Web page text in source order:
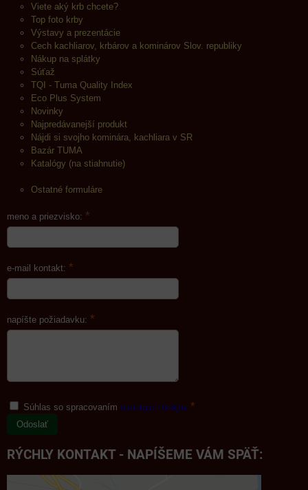
Viete aký krb chcete?
Top foto krby
Výstavy a prezentácie
Cech kachliarov, krbárov a kominárov Slov. republiky
Nákup na splátky
Súťaž
TQI - Tuma Quality Index
Eco Plus System
Novinky
Najpredávanejší produkt
Nájdi si svojho kominára, kachliara v SR
Bazár TUMA
Katalógy (na stiahnutie)
Ostatné formuláre
meno a priezvisko: *
e-mail kontakt: *
napíšte požiadavku: *
Súhlas so spracovaním osobných údajov *
Odoslať
RÝCHLY KONTAKT - NAPÍŠEME VÁM SPÄŤ: